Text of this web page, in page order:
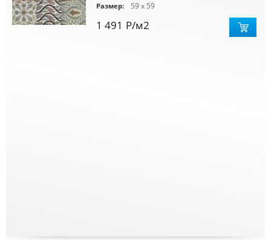
Размер: 59 x 59
1 491 Р/м2